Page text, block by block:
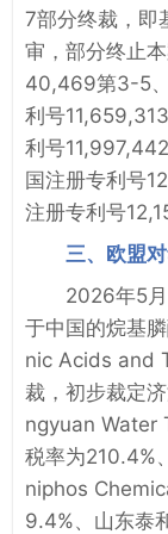
7部分终裁，即
审，部分终止
40,469第3-5
利号
利号
国注册专利号
注册专利号
三、欧盟
2026年5
于中国的烷基
nic Acids and
裁，初步裁定
ngyuan Water
税率为210.4%
niphos
9.4%、山东泰